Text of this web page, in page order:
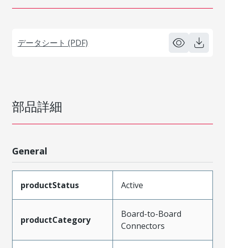
データシート (PDF)
部品詳細
General
productStatus Active
productCategory
Board-to-Board
Connectors